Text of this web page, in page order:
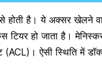
होती है। ये अक्सर खेलने
हो जाता है।
(ACL)। ऐसी स्थिति में